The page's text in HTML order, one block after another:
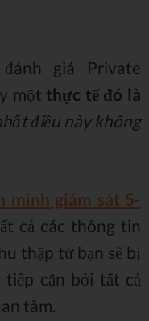
giá Private
một thực tế đó là
điều này không
minh giám sát 5-
cả các thông tin
thập từ bạn sẽ bị
tiếp cận bởi tất cả
tâm.